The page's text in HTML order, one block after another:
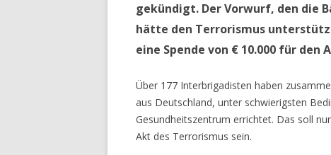
gekündigt. Der Vorwurf, den die
hätte den Terrorismus
eine Spende von € 10.000 für
Über 177 Interbrigadisten haben
aus Deutschland, unter schwierigsten
Gesundheitszentrum errichtet. Das soll
Akt des Terrorismus sein.